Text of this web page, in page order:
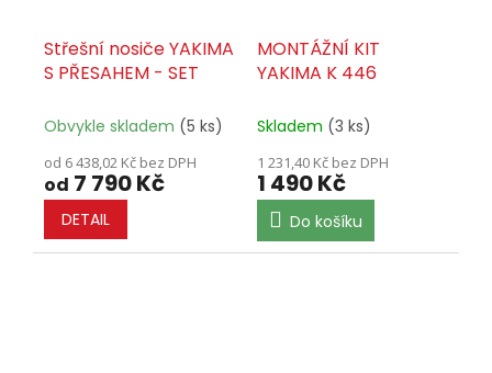
Střešní nosiče YAKIMA
S PŘESAHEM - SET
Obvykle skladem (5 ks)
od 6 438,02 Kč bez DPH
od 7 790 Kč
DETAIL
MONTÁŽNÍ KIT
YAKIMA K 446
Skladem (3 ks)
1 231,40 Kč bez DPH
1 490 Kč
Do košíku